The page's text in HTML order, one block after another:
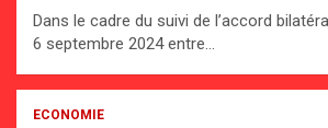
Dans le cadre du suivi de l’accord
6 septembre 2024 entre…
ECONOMIE